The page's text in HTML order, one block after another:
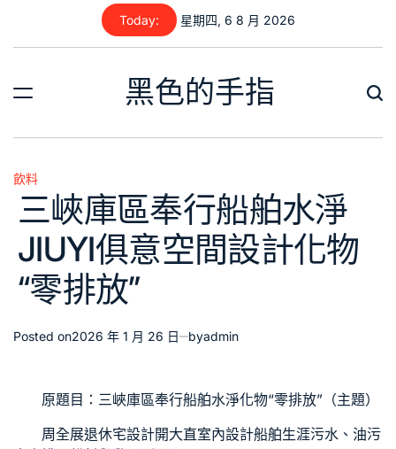
content
Today: 星期四, 6 8 月 2026
黑色的手指
Posted
飲料
三峽庫區奉行船舶水淨
JIUYI俱意空間設計化物
“零排放”
Posted on2026 年 1 月 26 日 byadmin
原題目：三峽庫區奉行船舶水淨化物“零排放”（主題）
周全展退休宅設計開大直室內設計船舶生涯污水、油污